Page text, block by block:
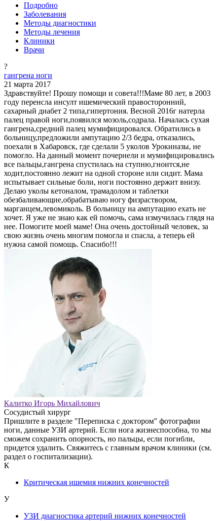
Подробно
Заболевания
Методы диагностики
Методы лечения
Клиники
Врачи
?
гангрена ноги
21 марта 2017
Здравствуйте! Прошу помощи и совета!!!Маме 80 лет, в 2003
году перенсла инсулт ишемический правосторонний,
сахарный диабет 2 типа,гипертония. Весной 2016г натерла
палец правой ноги,появился мозоль,содрала. Началась сухая
гангрена,средний палец мумифицировался. Обратились в
больницу,предложили ампутацию 2/3 бедра, отказались,
поехали в Хабаровск, где сделали 5 уколов Урокиназы, не
помогло. На данный момент почернели и мумифицировались
все пальцы,гангрена спустилась на ступню,гноится,не
ходит,постоянно лежит на одной стороне или сидит. Мама
испытывает сильные боли, ноги постоянно держит внизу.
Делаю уколы кетоналом, трамадолом и таблетки
обезбаливающие,обрабатываю ногу физраствором,
марганцем,левомиколь. В больницу на ампутацию ехать не
хочет. Я уже не знаю как ей помочь, сама измучилась глядя на
нее. Помогите моей маме! Она очень достойный человек, за
свою жизнь очень многим помогла и спасла, а теперь ей
нужна самой помощь. Спасибо!!!
Калитко Игорь Михайлович
Сосудистый хирург
Пришлите в разделе "Переписка с доктором" фотографии
ноги, данные УЗИ артерий. Если нога жизнеспособна, то мы
сможем сохранить опорность, но пальцы, если погибли,
придется удалить. Свяжитесь с главным врачом клиники (см.
раздел о госпитализации).
К
Критическая ишемия нижних конечностей
У
УЗИ диагностика артерий нижних конечностей